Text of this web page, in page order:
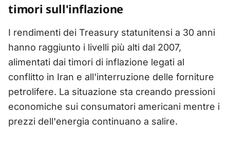
timori sull'inflazione
I rendimenti dei Treasury statunitensi a 30 anni
hanno raggiunto i livelli più alti dal 2007,
alimentati dai timori di inflazione legati al
conflitto in Iran e all'interruzione delle forniture
petrolifere. La situazione sta creando pressioni
economiche sui consumatori americani mentre i
prezzi dell'energia continuano a salire.